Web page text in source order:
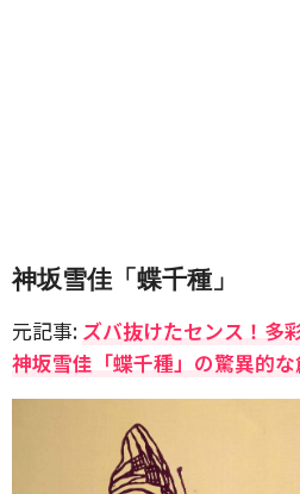
神坂雪佳「蝶千種」
元記事: ズバ抜けたセンス！多
神坂雪佳「蝶千種」の驚異的な